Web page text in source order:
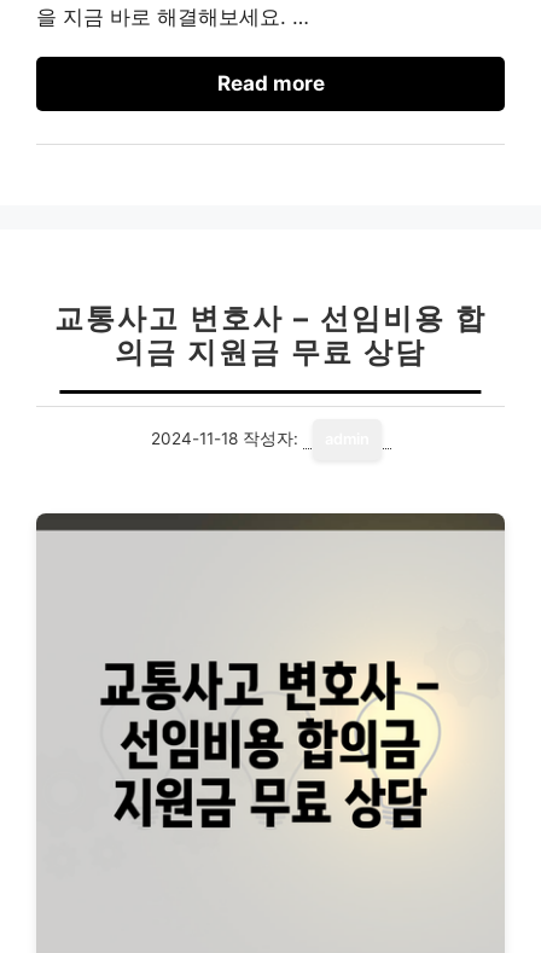
을 지금 바로 해결해보세요. …
Read more
교통사고 변호사 – 선임비용 합
의금 지원금 무료 상담
2024-11-18 작성자: